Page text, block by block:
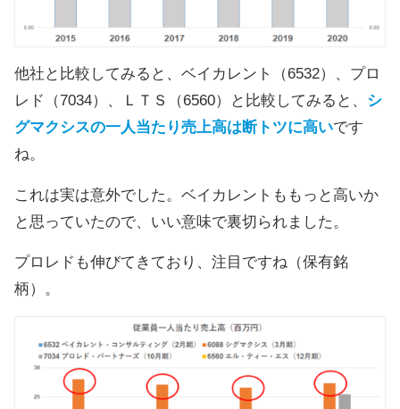
他社と比較してみると、ベイカレント（6532）、プロ
レド（7034）、ＬＴＳ（6560）と比較してみると、 シ
グマクシスの一人当たり売上高は断トツに高いです
ね。
これは実は意外でした。ベイカレントももっと高いか
と思っていたので、いい意味で裏切られました。
プロレドも伸びてきており、注目ですね（保有銘
柄）。